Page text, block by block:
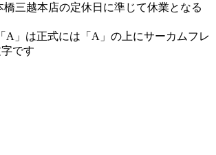
店の定休日に準じて休業となる
A」は正式には「A」の上にサーカムフレ
です